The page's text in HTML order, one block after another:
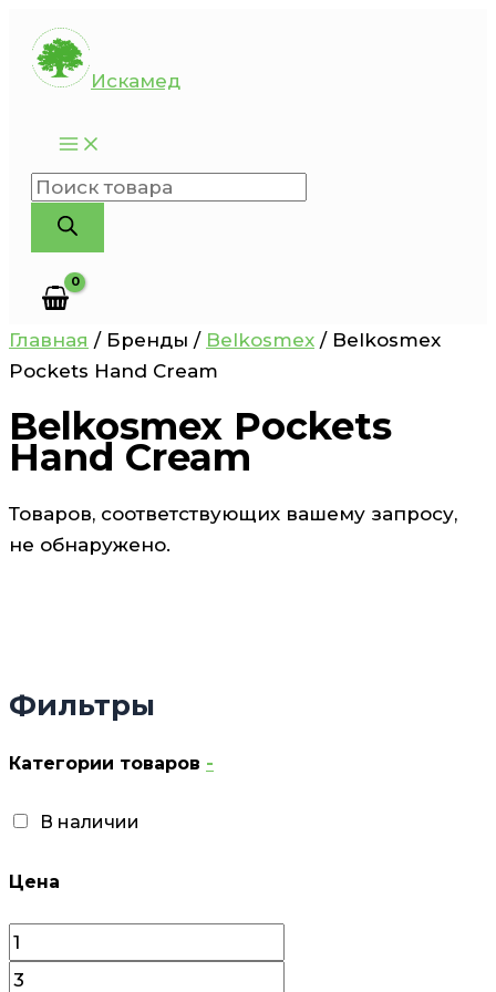
Перейти
содержимому
Искамед
Поиск
товаров
Фильтры
Категории товаров -
В наличии
Цена
Главная / Бренды / Belkosmex / Belkosmex
Pockets Hand Cream
Belkosmex Pockets
Hand Cream
Товаров, соответствующих вашему запросу,
не обнаружено.